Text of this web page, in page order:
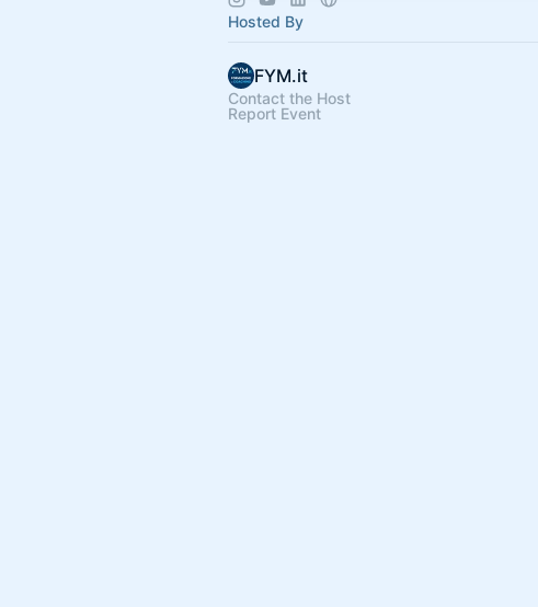
Hosted By
FYM.it
Contact the Host
Report Event